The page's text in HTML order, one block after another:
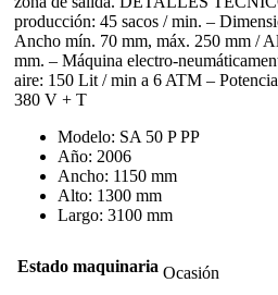
producción: 45 sacos / min. –
Ancho mín. 70 mm, máx. 250 mm /
mm. – Máquina electro-
aire: 150 Lit / min a 6 ATM –
380 V + T
Modelo: SA 50 P PP
Año: 2006
Ancho: 1150 mm
Alto: 1300 mm
Largo: 3100 mm
Estado maquinaria Ocasión